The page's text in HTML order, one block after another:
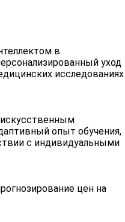
в
уход
исследованиях
опыт обучения,
с индивидуальными
цен на